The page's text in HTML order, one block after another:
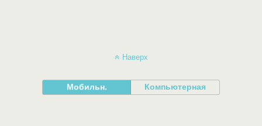
Наверх
Мобильн. Компьютерная